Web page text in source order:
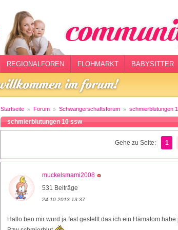
REGIONALFOREN FLOHMARKT BABYSITTER
Startseite Forum Schwangerschaftsforum schmierblutungen
schmierblutungen 10 ssw
Gehe zu Seite: 1
muckelsmami2008
531 Beiträge
24.10.2013 13:37
Hallo beo mir wurd ja fest gestellt das ich ein Hämatom